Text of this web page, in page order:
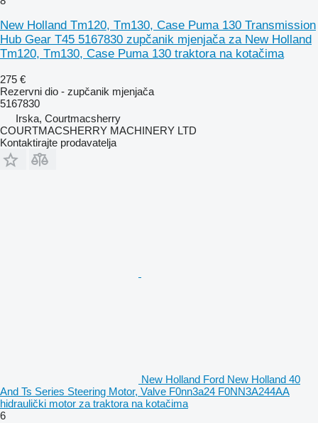
New Holland Tm120, Tm130, Case Puma 130 Transmission
Hub Gear T45 5167830 zupčanik mjenjača za New Holland
Tm120, Tm130, Case Puma 130 traktora na kotačima
275 €
Rezervni dio - zupčanik mjenjača
5167830
Irska, Courtmacsherry
COURTMACSHERRY MACHINERY LTD
Kontaktirajte prodavatelja
New Holland Ford New Holland 40
And Ts Series Steering Motor, Valve F0nn3a24 F0NN3A244AA
hidraulički motor za traktora na kotačima
6